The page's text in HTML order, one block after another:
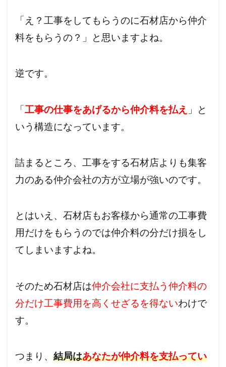
「え？工事をしてもらうのに石材店から仲介
料をもらうの？」と思いますよね。
逆です。
「工事の仕事をあげるから仲介料を払え 」と
いう構造になっています。
詰まるところ、工事をする石材店よりも集客
力のある仲介会社の方が立場が強いのです。
とはいえ、石材店もお客様から通常の工事費
用だけをもらうのでは仲介料の分だけ損をし
てしまいますよね。
そのため石材店は仲介会社に支払う仲介料の
分だけ工事費用を高くせざるを得ないわけで
す。
つまり、 結局はあなたが仲介料を支払ってい